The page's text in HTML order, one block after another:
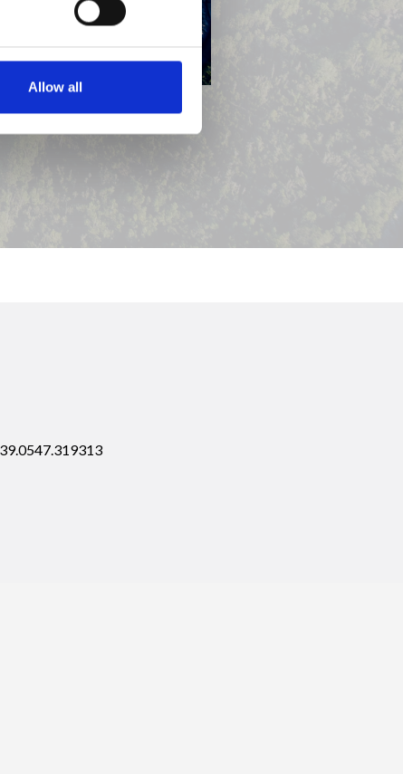
Allow all